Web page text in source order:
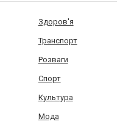
Здоров'я
Транспорт
Розваги
Спорт
Культура
Мода